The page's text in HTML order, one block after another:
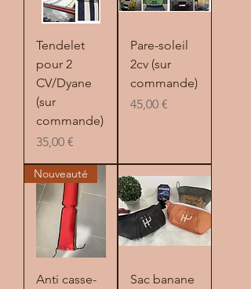
Tendelet
pour 2
CV/Dyane
(sur
commande)
Prix
35,00 €
Pare-soleil
2cv (sur
commande)
Prix
45,00 €
Nouveauté
Anti casse-
Sac banane